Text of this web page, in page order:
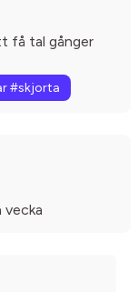
få tal gånger
#skjorta
vecka